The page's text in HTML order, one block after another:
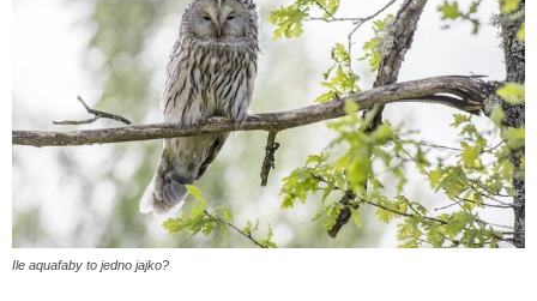
Ile aquafaby to jedno jajko?